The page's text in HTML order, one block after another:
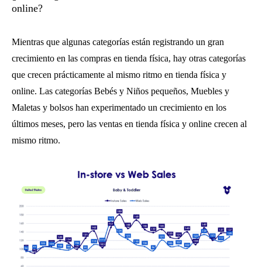
online?
Mientras que algunas categorías están registrando un gran
crecimiento en las compras en tienda física, hay otras categorías
que crecen prácticamente al mismo ritmo en tienda física y
online. Las categorías Bebés y Niños pequeños, Muebles y
Maletas y bolsos han experimentado un crecimiento en los
últimos meses, pero las ventas en tienda física y online crecen al
mismo ritmo.